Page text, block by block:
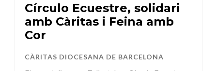
Círculo Ecuestre, solidari
amb Càritas i Feina amb
Cor
CÀRITAS DIOCESANA DE BARCELONA